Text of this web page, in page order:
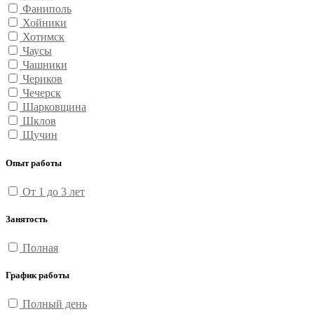
Фаниполь
Хойники
Хотимск
Чаусы
Чашники
Чериков
Чечерск
Шарковщина
Шклов
Щучин
Опыт работы
От 1 до 3 лет
Занятость
Полная
График работы
Полный день